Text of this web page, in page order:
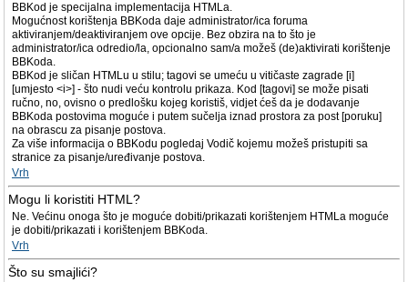
BBKod je specijalna implementacija HTMLa.
Mogućnost korištenja BBKoda daje administrator/ica foruma
aktiviranjem/deaktiviranjem ove opcije. Bez obzira na to što je
administrator/ica odredio/la, opcionalno sam/a možeš (de)aktivirati korištenje
BBKoda.
BBKod je sličan HTMLu u stilu; tagovi se umeću u vitičaste zagrade [i]
[umjesto <i>] - što nudi veću kontrolu prikaza. Kod [tagovi] se može pisati
ručno, no, ovisno o predlošku kojeg koristiš, vidjet ćeš da je dodavanje
BBKoda postovima moguće i putem sučelja iznad prostora za post [poruku]
na obrascu za pisanje postova.
Za više informacija o BBKodu pogledaj Vodič kojemu možeš pristupiti sa
stranice za pisanje/uređivanje postova.
Vrh
Mogu li koristiti HTML?
Ne. Većinu onoga što je moguće dobiti/prikazati korištenjem HTMLa moguće
je dobiti/prikazati i korištenjem BBKoda.
Vrh
Što su smajlići?